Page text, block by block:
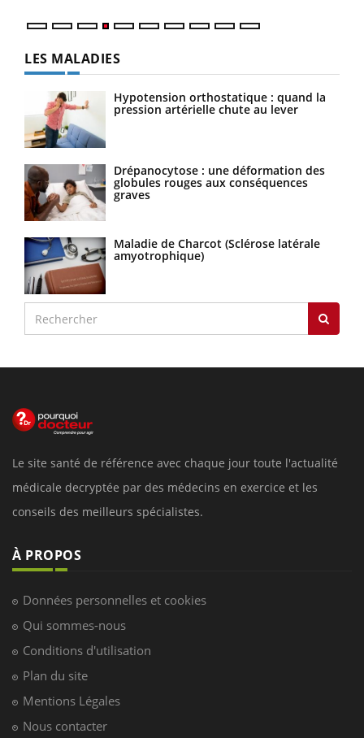
LES MALADIES
Hypotension orthostatique : quand la
pression artérielle chute au lever
Drépanocytose : une déformation des
globules rouges aux conséquences
graves
Maladie de Charcot (Sclérose latérale
amyotrophique)
Le site santé de référence avec chaque jour toute l'actualité
médicale decryptée par des médecins en exercice et les
conseils des meilleurs spécialistes.
À PROPOS
Données personnelles et cookies
Qui sommes-nous
Conditions d'utilisation
Plan du site
Mentions Légales
Nous contacter